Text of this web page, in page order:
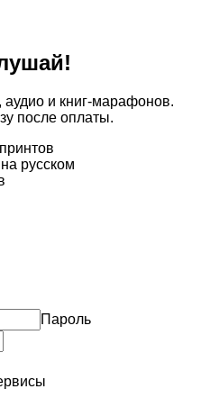
аудио и книг-марафонов.
после оплаты.
русском
Пароль